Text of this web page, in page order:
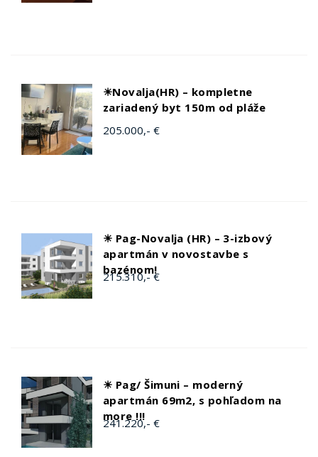
☀Novalja(HR) – kompletne
zariadený byt 150m od pláže
205.000,- €
☀ Pag-Novalja (HR) – 3-izbový
apartmán v novostavbe s
bazénom!
215.310,- €
☀ Pag/ Šimuni – moderný
apartmán 69m2, s pohľadom na
more !!!
241.220,- €